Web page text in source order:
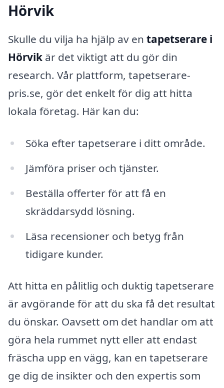
Hörvik
Skulle du vilja ha hjälp av en tapetserare i
Hörvik är det viktigt att du gör din
research. Vår plattform, tapetserare-
pris.se, gör det enkelt för dig att hitta
lokala företag. Här kan du:
Söka efter tapetserare i ditt område.
Jämföra priser och tjänster.
Beställa offerter för att få en
skräddarsydd lösning.
Läsa recensioner och betyg från
tidigare kunder.
Att hitta en pålitlig och duktig tapetserare
är avgörande för att du ska få det resultat
du önskar. Oavsett om det handlar om att
göra hela rummet nytt eller att endast
fräscha upp en vägg, kan en tapetserare
ge dig de insikter och den expertis som